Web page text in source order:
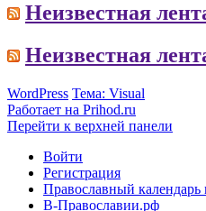
Неизвестная
Неизвестная
WordPress Тема: Visual
Работает на Prihod.ru
Перейти к верхней панели
Войти
Регистрация
Православный календарь
В-Православии.рф